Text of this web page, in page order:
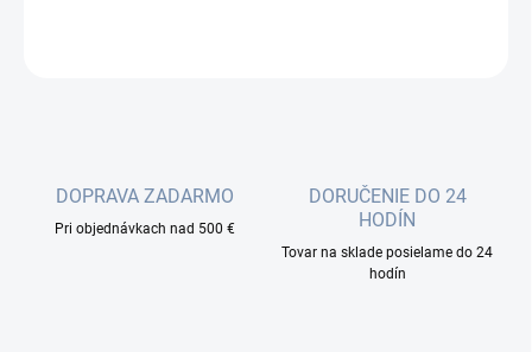
DOPRAVA ZADARMO
Pri objednávkach nad 500 €
DORUČENIE DO 24
HODÍN
Tovar na sklade posielame do 24
hodín